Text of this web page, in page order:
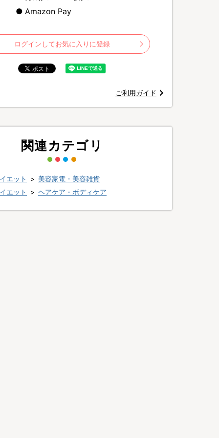
ている、うるおい美肌が目指せる「IPL方式」のフラッシュを搭載。
Amazon Pay
ログインしてお気に入りに登録
ご利用ガイド
関連カテゴリ
エット > 美容家電・美容雑貨
エット
> ヘアケア・ボディケア